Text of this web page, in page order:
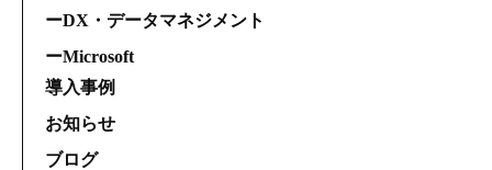
ーDX・データマネジメント
ーMicrosoft
導入事例
お知らせ
ブログ